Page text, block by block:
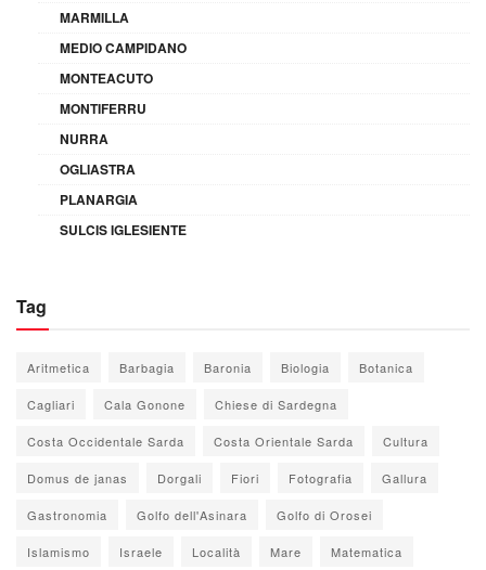
MARMILLA
MEDIO CAMPIDANO
MONTEACUTO
MONTIFERRU
NURRA
OGLIASTRA
PLANARGIA
SULCIS IGLESIENTE
Tag
Aritmetica Barbagia Baronia Biologia Botanica
Cagliari Cala Gonone Chiese di Sardegna
Costa Occidentale Sarda Costa Orientale Sarda Cultura
Domus de janas Dorgali Fiori Fotografia Gallura
Gastronomia Golfo dell'Asinara Golfo di Orosei
Islamismo Israele Località Mare Matematica